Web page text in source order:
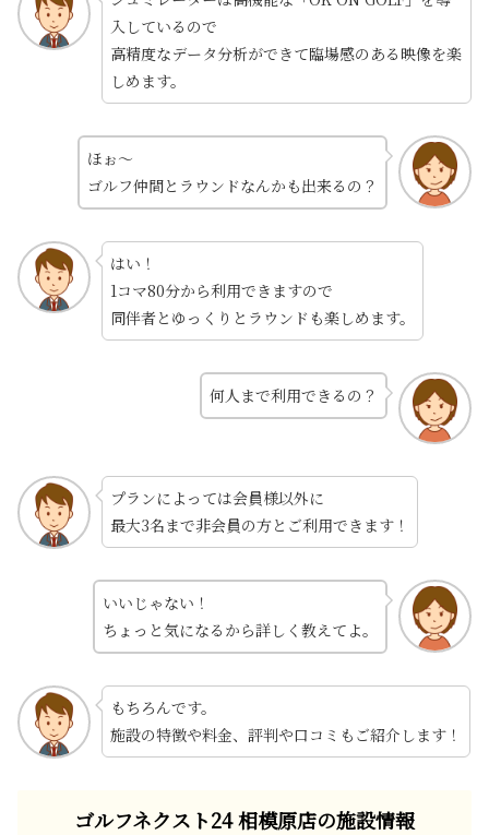
入しているので
高精度なデータ分析ができて臨場感のある映像を楽
しめます。
ほぉ～
ゴルフ仲間とラウンドなんかも出来るの？
はい！
1コマ80分から利用できますので
同伴者とゆっくりとラウンドも楽しめます。
何人まで利用できるの？
プランによっては会員様以外に
最大3名まで非会員の方とご利用できます！
いいじゃない！
ちょっと気になるから詳しく教えてよ。
もちろんです。
施設の特徴や料金、評判や口コミもご紹介します！
ゴルフネクスト24 相模原店の施設情報